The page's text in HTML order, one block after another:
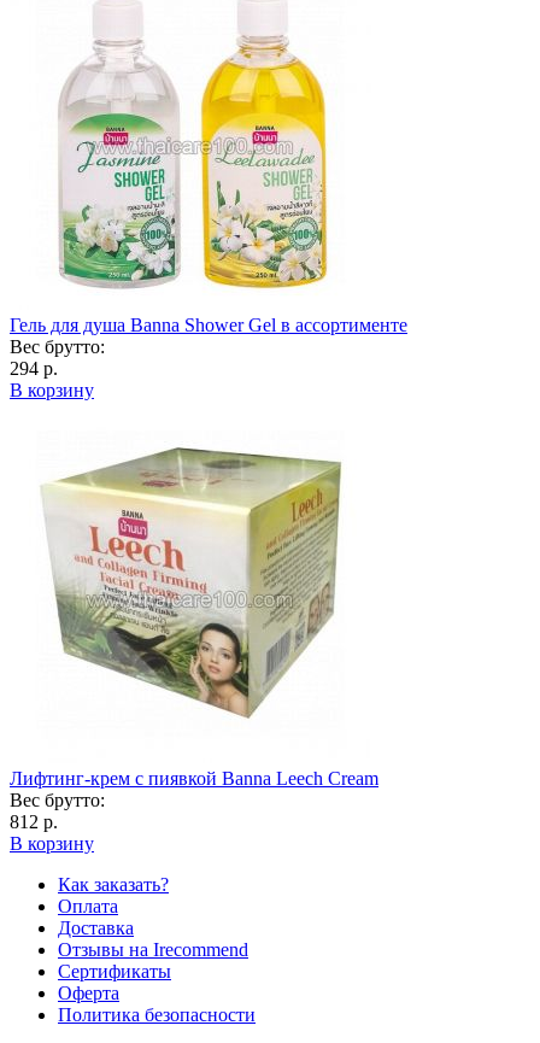
Гель для душа Banna Shower Gel в ассортименте
Вес брутто:
294 р.
В корзину
Лифтинг-крем с пиявкой Banna Leech Сream
Вес брутто:
812 р.
В корзину
Как заказать?
Оплата
Доставка
Отзывы на Irecommend
Сертификаты
Оферта
Политика безопасности